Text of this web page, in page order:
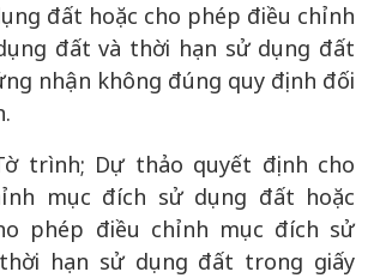
đất hoặc cho phép điều chỉnh
đất và thời hạn sử dụng đất
nhận không đúng quy định đối
trình; Dự thảo quyết định cho
mục đích sử dụng đất hoặc
phép điều chỉnh mục đích sử
hạn sử dụng đất trong giấy